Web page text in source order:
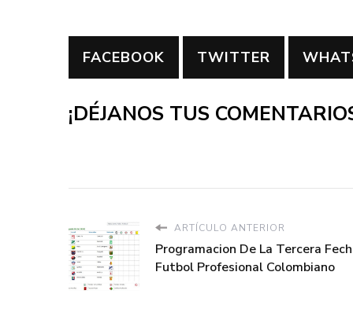
FACEBOOK TWITTER
¡DÉJANOS TUS
ARTÍCULO ANTERIOR
Programacion De La Tercera
Futbol Profesional Colombiano